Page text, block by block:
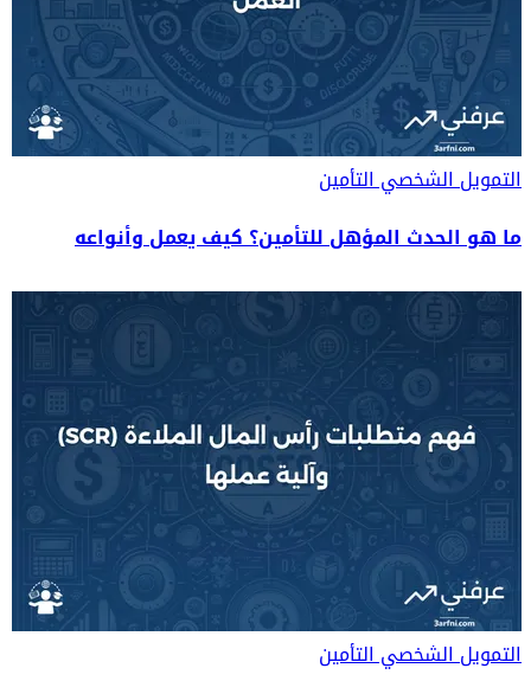
التمويل الشخصيالتأمين
ما هو الحدث المؤهل للتأمين؟ كيف يعمل وأنواعه
التمويل الشخصيالتأمين